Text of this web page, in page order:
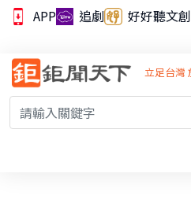
APP 追劇 好好聽文創
立足台灣